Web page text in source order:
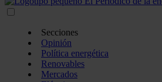
Secciones
Opinión
Política energética
Renovables
Mercados